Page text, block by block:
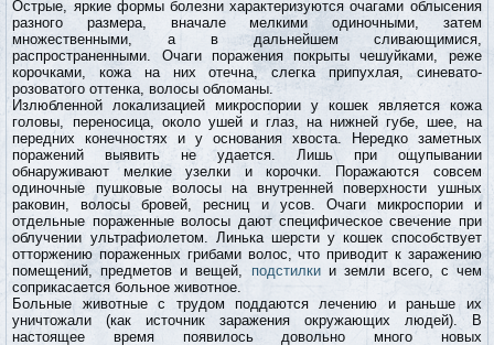
Острые, яркие формы болезни характеризуются очагами облысения
разного размера, вначале мелкими одиночными, затем
множественными, а в дальнейшем сливающимися,
распространенными. Очаги поражения покрыты чешуйками, реже
корочками, кожа на них отечна, слегка припухлая, синевато-
розоватого оттенка, волосы обломаны.
Излюбленной локализацией микроспории у кошек является кожа
головы, переносица, около ушей и глаз, на нижней губе, шее, на
передних конечностях и у основания хвоста. Нередко заметных
поражений выявить не удается. Лишь при ощупывании
обнаруживают мелкие узелки и корочки. Поражаются совсем
одиночные пушковые волосы на внутренней поверхности ушных
раковин, волосы бровей, ресниц и усов. Очаги микроспории и
отдельные пораженные волосы дают специфическое свечение при
облучении ультрафиолетом. Линька шерсти у кошек способствует
отторжению пораженных грибами волос, что приводит к заражению
помещений, предметов и вещей, подстилкии земли всего, с чем
соприкасается больное животное.
Больные животные с трудом поддаются лечению и раньше их
уничтожали (как источник заражения окружающих людей). В
настоящее время появилось довольно много новых